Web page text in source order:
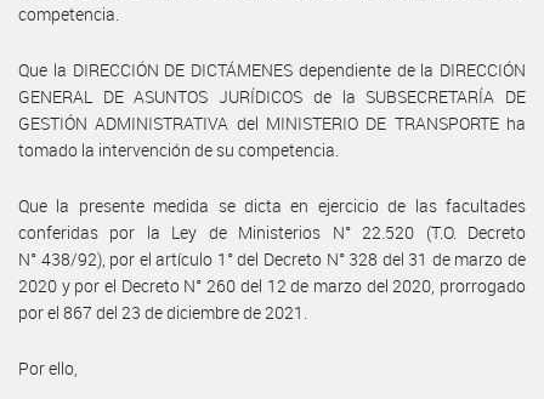
competencia.
Que la DIRECCIÓN DE DICTÁMENES dependiente de la DIRECCIÓN
GENERAL DE ASUNTOS JURÍDICOS de la SUBSECRETARÍA DE
GESTIÓN ADMINISTRATIVA del MINISTERIO DE TRANSPORTE ha
tomado la intervención de su competencia.
Que la presente medida se dicta en ejercicio de las facultades
conferidas por la Ley de Ministerios N° 22.520 (T.O. Decreto
N° 438/92), por el artículo 1° del Decreto N° 328 del 31 de marzo de
2020 y por el Decreto N° 260 del 12 de marzo del 2020, prorrogado
por el 867 del 23 de diciembre de 2021.
Por ello,